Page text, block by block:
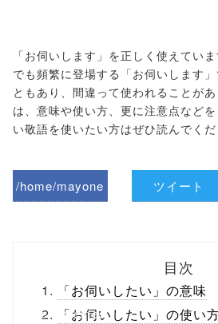
「お伺いします」を正しく使えてい
でも頻繁に登場する「お伺いします
ともあり、間違って使われることが
は、意味や使い方、更に注意点など
い敬語を使いたい方はぜひ読んでくだ
/home/mayone
ml/wp-
content/themes
ツイート
目次
「お伺いしたい」の意味
「お伺いしたい」の使い